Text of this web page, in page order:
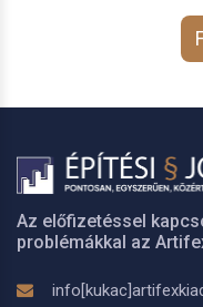
Az előfizetéssel
problémákkal az